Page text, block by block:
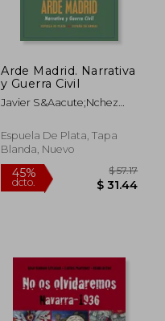
Arde Madrid. Narrativa
y Guerra Civil
Javier S&Aacute;Nchez
Espuela De Plata, Tapa
Blanda, Nuevo